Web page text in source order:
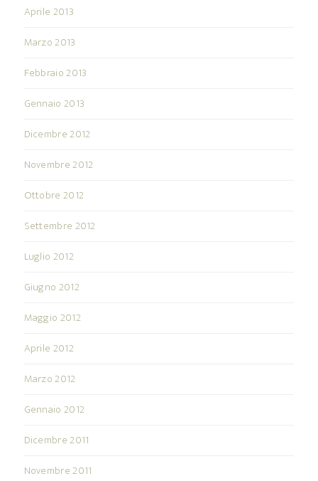
Aprile 2013
Marzo 2013
Febbraio 2013
Gennaio 2013
Dicembre 2012
Novembre 2012
Ottobre 2012
Settembre 2012
Luglio 2012
Giugno 2012
Maggio 2012
Aprile 2012
Marzo 2012
Gennaio 2012
Dicembre 2011
Novembre 2011